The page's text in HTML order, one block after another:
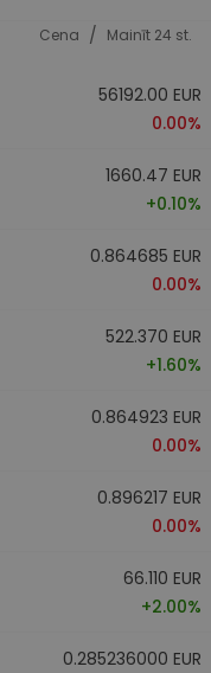
Cena / Mainīt 24 st.
56192.00 EUR
0.00%
1660.47 EUR
+0.10%
0.864685 EUR
0.00%
522.370 EUR
+1.60%
0.864923 EUR
0.00%
0.896217 EUR
0.00%
66.110 EUR
+2.00%
0.285236000 EUR